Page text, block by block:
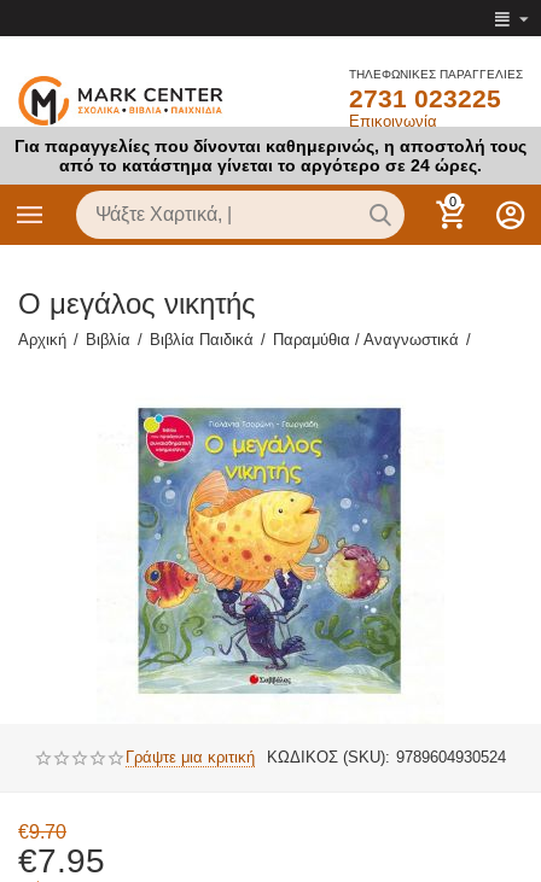
ΤΗΛΕΦΩΝΙΚΕΣ ΠΑΡΑΓΓΕΛΙΕΣ
2731 023225
Επικοινωνία
Για παραγγελίες που δίνονται καθημερινώς, η αποστολή τους
από το κατάστημα γίνεται το αργότερο σε 24 ώρες.
0
Ο μεγάλος νικητής
Αρχική / Βιβλία / Βιβλία Παιδικά / Παραμύθια / Αναγνωστικά /
Γράψτε μια κριτική ΚΩΔΙΚΟΣ (SKU): 9789604930524
€9.70
€7.95